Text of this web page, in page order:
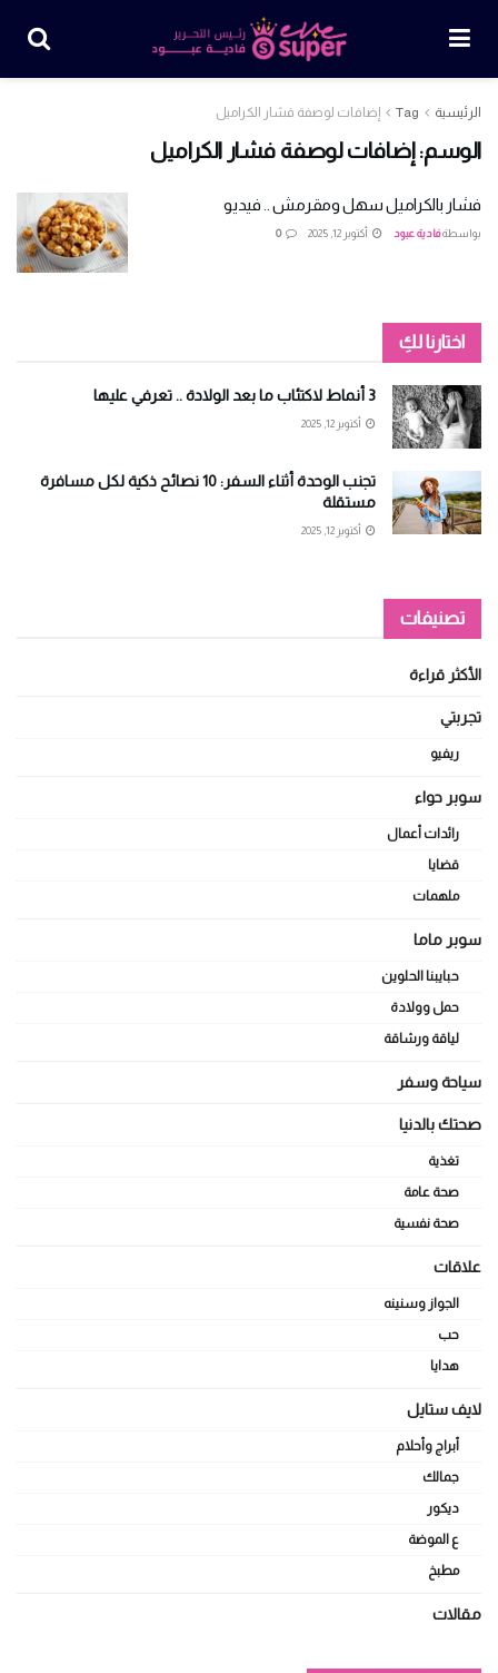
الرئيسية Tag إضافات لوصفة فشار الكراميل
الوسم:إضافات لوصفة فشار الكراميل
فشار بالكراميل سهل ومقرمش .. فيديو
بواسطةفادية عبود أكتوبر 12, 2025 0
اختارنا لكِ
3 أنماط لاكتئاب ما بعد الولادة .. تعرفي عليها
أكتوبر 12, 2025
تجنب الوحدة أثناء السفر: 10 نصائح ذكية لكل مسافرة
مستقلة
أكتوبر 12, 2025
تصنيفات
الأكثر قراءة
تجربتي
ريفيو
سوبر حواء
رائدات أعمال
قضايا
ملهمات
سوبر ماما
حبايبنا الحلوين
حمل وولادة
لياقة ورشاقة
سياحة وسفر
صحتك بالدنيا
تغذية
صحة عامة
صحة نفسية
علاقات
الجواز وسنينه
حب
هدايا
لايف ستايل
أبراج وأحلام
جمالك
ديكور
ع الموضة
مطبخ
مقالات